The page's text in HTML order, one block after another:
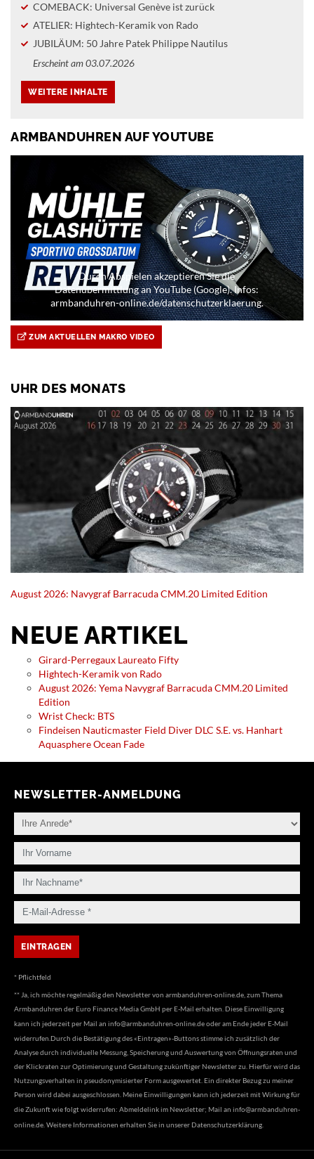
COMEBACK: Universal Genève ist zurück
ATELIER: Hightech-Keramik von Rado
JUBILÄUM: 50 Jahre Patek Philippe Nautilus
Erscheint am 03.07.2026
ARMBANDUHREN AUF YOUTUBE
Durch Abspielen akzeptieren Sie die
Datenübermittlung an YouTube (Google). Infos:
armbanduhren-online.de/datenschutzerklaerung.
ZUM AKTUELLEN MAKRO VIDEO
UHR DES MONATS
August 2026: Navygraf Barracuda CMM.20 Limited Edition
NEUE ARTIKEL
Girard-Perregaux Laureato Fifty
Hightech-Keramik von Rado
August 2026: Yema Navygraf Barracuda CMM.20 Limited
Edition
Wrist Check: BTS
Findeisen Nauticmaster Field Diver DLC S.E. vs. Hanhart
Aquasphere Ocean Fade
NEWSLETTER-ANMELDUNG
* Pflichtfeld
** Ja, ich möchte regelmäßig den Newsletter von armbanduhren-online.de, zum Thema
Armbanduhren der Euro Finance Media GmbH per E-Mail erhalten. Diese Einwilligung
kann ich jederzeit per Mail an info@armbanduhren-online.deoder am Ende jeder E-Mail
widerrufen.Durch die Bestätigung des «Eintragen»-Buttons stimme ich zusätzlich der
Analyse durch individuelle Messung, Speicherung und Auswertung von Öffnungsraten und
der Klickraten zur Optimierung und Gestaltung zukünftiger Newsletter zu. Hierfür wird das
Nutzungsverhalten in pseudonymisierter Form ausgewertet. Ein direkter Bezug zu meiner
Person wird dabei ausgeschlossen. Meine Einwilligungen kann ich jederzeit mit Wirkung für
die Zukunft wie folgt widerrufen: Abmeldelink im Newsletter; Mail an info@armbanduhren-
online.de . Weitere Informationen erhalten Sie in unserer Datenschutzerklärung